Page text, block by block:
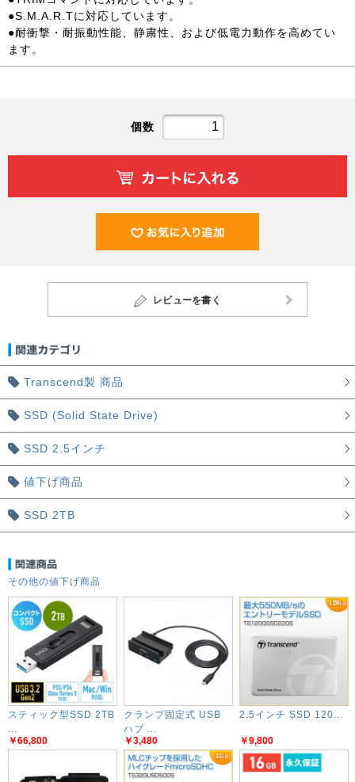
●S.M.A.R.Tに対応しています。
●耐衝撃・耐振動性能、静粛性、および低電力動作を高めてい
ます。
個数
レビューを書く
Transcend製 商品
SSD (Solid State Drive)
SSD 2.5インチ
値下げ商品
SSD 2TB
その他の値下げ商品
スティック型SSD 2TB
...
￥66,800
クランプ固定式 USB
ハブ ...
￥3,480
2.5インチ SSD 120...
￥9,800